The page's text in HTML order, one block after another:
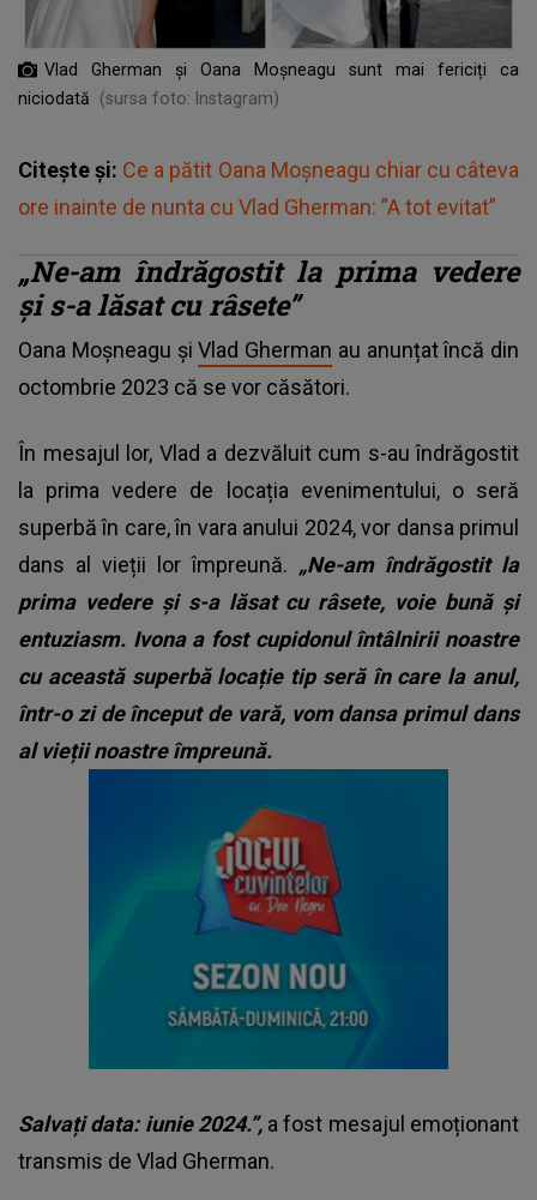
Vlad Gherman și Oana Moșneagu sunt mai fericiți ca
niciodată
(sursa foto: Instagram)
Citește și: Ce a pătit Oana Moșneagu chiar cu câteva
ore inainte de nunta cu Vlad Gherman: ”A tot evitat”
„Ne-am îndrăgostit la prima vedere
și s-a lăsat cu râsete”
Oana Moșneagu șiVlad Gherman au anunțat încă din
octombrie 2023 că se vor căsători.
În mesajul lor, Vlad a dezvăluit cum s-au îndrăgostit
la prima vedere de locația evenimentului, o seră
superbă în care, în vara anului 2024, vor dansa primul
dans al vieții lor împreună. „Ne-am îndrăgostit la
prima vedere și s-a lăsat cu râsete, voie bună și
entuziasm. Ivona a fost cupidonul întâlnirii noastre
cu această superbă locație tip seră în care la anul,
într-o zi de început de vară, vom dansa primul dans
al vieții noastre împreună.
Salvați data: iunie 2024.”, a fost mesajul emoționant
transmis de Vlad Gherman.